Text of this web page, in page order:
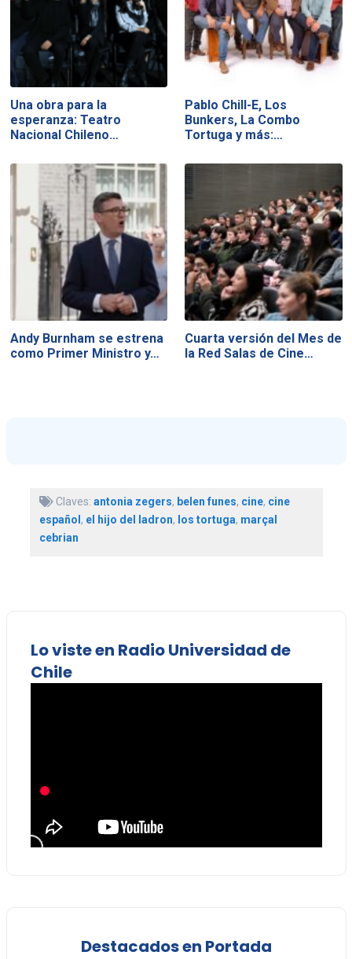
Una obra para la
esperanza: Teatro
Nacional Chileno…
Pablo Chill-E, Los
Bunkers, La Combo
Tortuga y más:…
Andy Burnham se estrena
como Primer Ministro y…
Cuarta versión del Mes de
la Red Salas de Cine…
Claves: antonia zegers, belen funes, cine, cine
español , el hijo del ladron, los tortuga, marçal
cebrian
Lo viste en Radio Universidad de
Chile
Destacados en Portada